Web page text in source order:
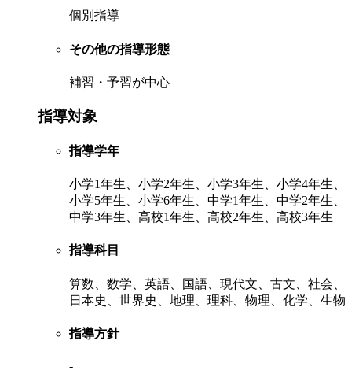
個別指導
その他の指導形態
補習・予習が中心
指導対象
指導学年
小学1年生、小学2年生、小学3年生、小学4年生、
小学5年生、小学6年生、中学1年生、中学2年生、
中学3年生、高校1年生、高校2年生、高校3年生
指導科目
算数、数学、英語、国語、現代文、古文、社会、
日本史、世界史、地理、理科、物理、化学、生物
指導方針
-